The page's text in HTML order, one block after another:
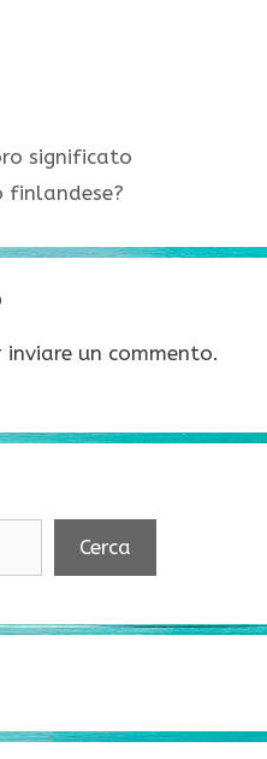
significato
inviare un commento.
Cerca